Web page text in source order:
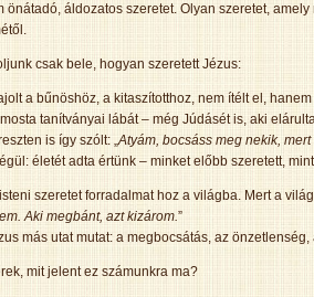
önátadó, áldozatos szeretet. Olyan szeretet,
csak bele, hogyan szeretett Jézus:
a bűnöshöz, a kitaszítotthoz, nem ítélt el,
tanítványai lábát – még Júdásét is, aki
is így szólt: „Atyám, bocsáss meg nekik,
életét adta értünk – minket előbb szeretett,
szeretet forradalmat hoz a világba. Mert a
Aki megbánt, azt kizárom.”
más utat mutat: a megbocsátás, az
mit jelent ez számunkra ma?